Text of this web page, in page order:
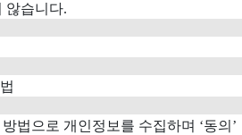
않습니다.
법으로 개인정보를 수집하며 ‘동의’